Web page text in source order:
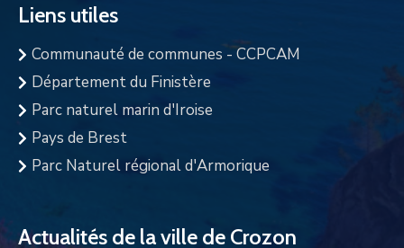
Liens utiles
Communauté de communes - CCPCAM
Département du Finistère
Parc naturel marin d'Iroise
Pays de Brest
Parc Naturel régional d'Armorique
Actualités de la ville de Crozon